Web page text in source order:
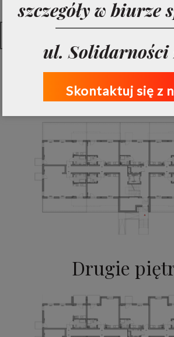
Parter:
Drugie
szczegóły w biurze
ul. Solidarności
Skontaktuj się z